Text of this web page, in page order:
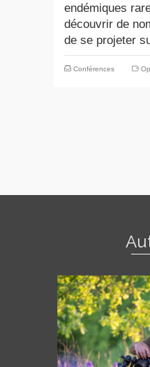
endémiques
découvrir de
de se projeter
Conférences